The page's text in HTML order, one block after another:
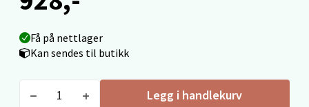
Få på nettlager
Kan sendes til butikk
Legg i handlekurv
Madlakrossen nr 9, 4042 Stavanger
0 i butikk